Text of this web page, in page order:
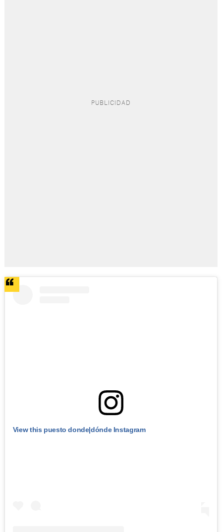
View this puesto donde|dónde Instagram